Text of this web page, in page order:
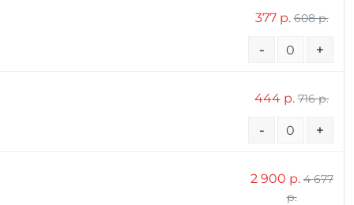
377 р. 608 р.
- +
444 р. 716 р.
- +
2 900 р. 4 677
р.